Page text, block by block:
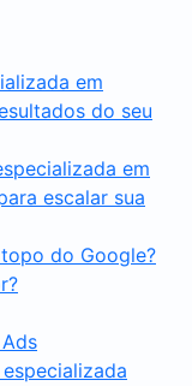
em
do seu
em
escalar sua
do Google?